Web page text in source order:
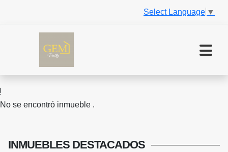
Select Language ▼
No se encontró inmueble .
INMUEBLES DESTACADOS